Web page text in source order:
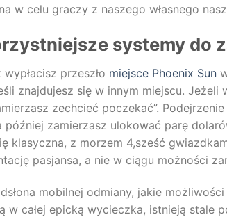
w celu graczy z naszego własnego
systemy do
przeszło miejsce Phoenix Sun
znajdujesz się w innym miejscu. Jeżeli
zechcieć poczekać”.
później zamierzasz ulokować parę
klasyczna, z morzem 4,sześć
pasjansa, a nie w ciągu możności
mobilnej odmiany, jakie
w całej epicką wycieczka, istnieją stale